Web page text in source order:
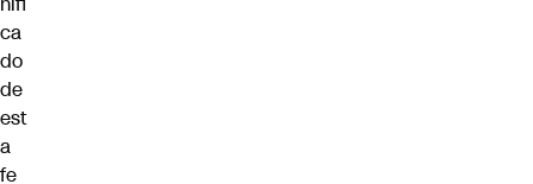
ca
do
de
est
a
fe